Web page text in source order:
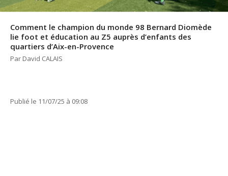
Comment le champion du monde 98 Bernard Diomède
lie foot et éducation au Z5 auprès d’enfants des
quartiers d’Aix-en-Provence
Par David CALAIS
Publié le 11/07/25 à 09:08